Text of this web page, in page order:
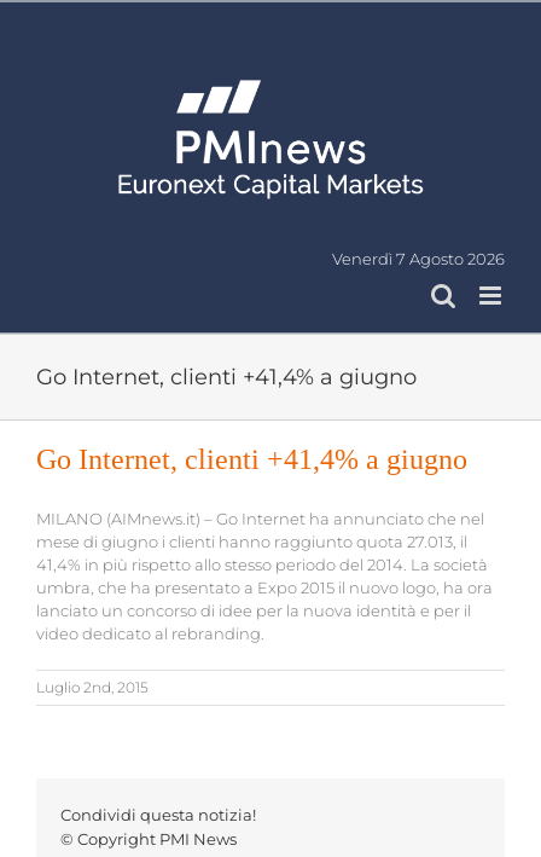
Venerdì 7 Agosto 2026
Go Internet, clienti +41,4% a giugno
Go Internet, clienti +41,4% a giugno
MILANO (AIMnews.it) – Go Internet ha annunciato che nel
mese di giugno i clienti hanno raggiunto quota 27.013, il
41,4% in più rispetto allo stesso periodo del 2014. La società
umbra, che ha presentato a Expo 2015 il nuovo logo, ha ora
lanciato un concorso di idee per la nuova identità e per il
video dedicato al rebranding.
Luglio 2nd, 2015
Condividi questa notizia!
© Copyright PMI News